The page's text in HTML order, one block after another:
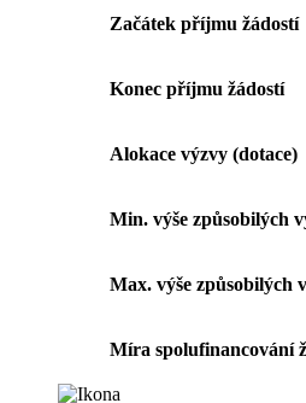
Začátek příjmu žádostí
Konec příjmu žádostí
Alokace výzvy (dotace)
Min. výše způsobilých
Max. výše způsobilých
Míra spolufinancování